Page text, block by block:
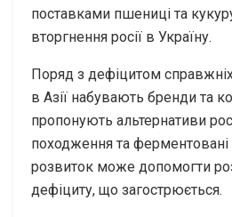
поставками пшениці та
вторгнення росії в Україну.
Поряд з дефіцитом
в Азії набувають бренди та
пропонують альтернативи
походження та ферментовані
розвиток може допомогти
дефіциту, що загострюється.